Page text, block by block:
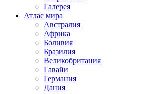
Галерея
Атлас мира
Австралия
Африка
Боливия
Бразилия
Великобритания
Гавайи
Германия
Дания